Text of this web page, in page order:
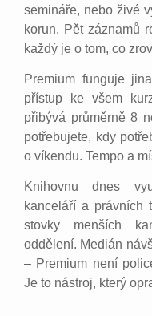
semináře, nebo živé
korun. Pět záznamů
každý je o tom, co
Premium funguje
přístup ke všem
přibývá průměrně 8
potřebujete, kdy
o víkendu. Tempo a
Knihovnu dnes
kanceláří a právních
stovky menších
oddělení. Medián
– Premium není
Je to nástroj, který